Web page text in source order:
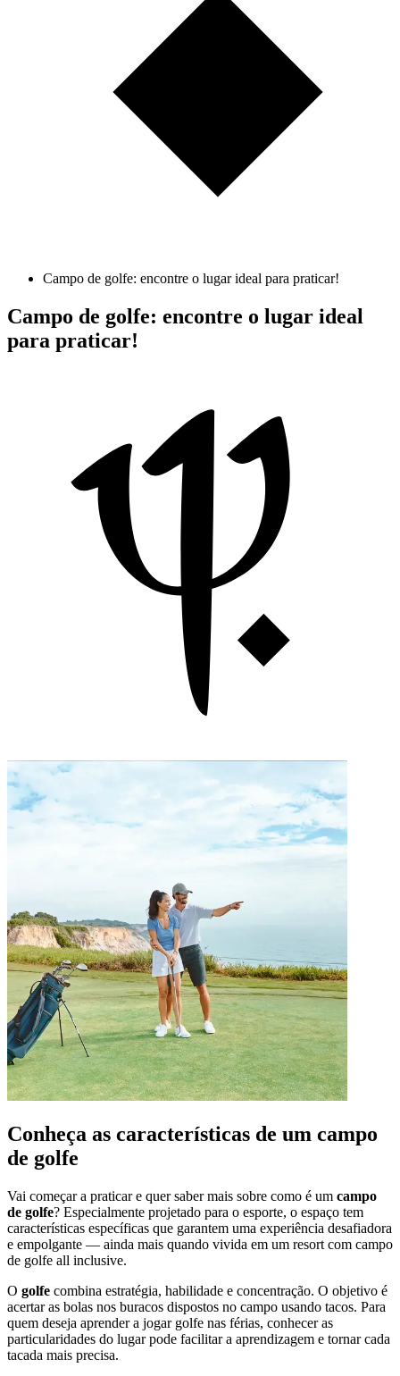
Campo de golfe: encontre o lugar ideal para praticar!
Campo de golfe: encontre o lugar ideal
para praticar!
Conheça as características de um campo
de golfe
Vai começar a praticar e quer saber mais sobre como é um campo
de golfe? Especialmente projetado para o esporte, o espaço tem
características específicas que garantem uma experiência desafiadora
e empolgante — ainda mais quando vivida em um resort com campo
de golfe all inclusive.
O golfe combina estratégia, habilidade e concentração. O objetivo é
acertar as bolas nos buracos dispostos no campo usando tacos. Para
quem deseja aprender a jogar golfe nas férias, conhecer as
particularidades do lugar pode facilitar a aprendizagem e tornar cada
tacada mais precisa.